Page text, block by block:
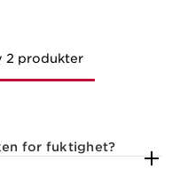
2 produkter
for fuktighet?